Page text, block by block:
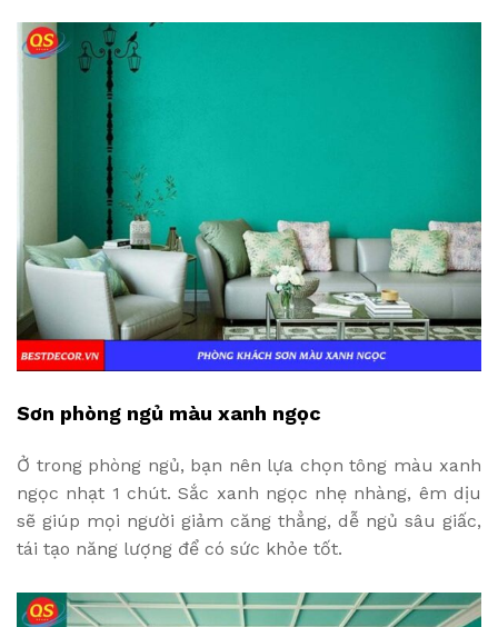
Sơn phòng ngủ màu xanh ngọc
Ở trong phòng ngủ, bạn nên lựa chọn tông màu xanh
ngọc nhạt 1 chút. Sắc xanh ngọc nhẹ nhàng, êm dịu
sẽ giúp mọi người giảm căng thẳng, dễ ngủ sâu giấc,
tái tạo năng lượng để có sức khỏe tốt.